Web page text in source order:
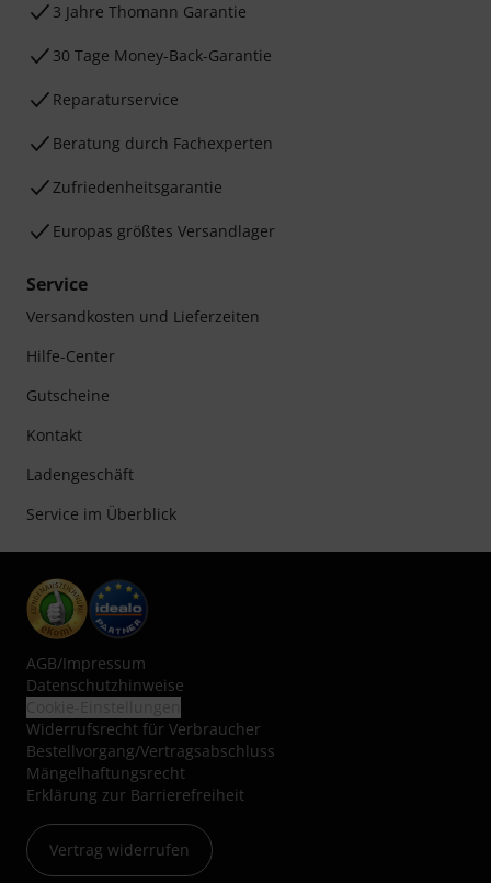
3 Jahre Thomann Garantie
30 Tage Money-Back-Garantie
Reparaturservice
Beratung durch Fachexperten
Zufriedenheitsgarantie
Europas größtes Versandlager
Service
Versandkosten und Lieferzeiten
Hilfe-Center
Gutscheine
Kontakt
Ladengeschäft
Service im Überblick
AGB/Impressum
Datenschutzhinweise
Widerrufsrecht für Verbraucher
Bestellvorgang/Vertragsabschluss
Mängelhaftungsrecht
Erklärung zur Barrierefreiheit
Vertrag widerrufen